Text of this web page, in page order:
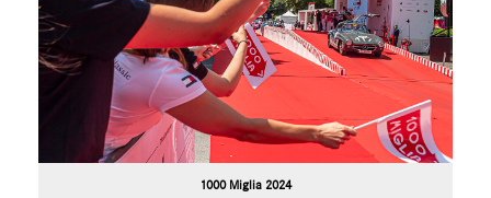
1000 Miglia 2024